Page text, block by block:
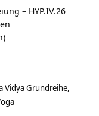
– HYP.IV.26
Vidya Grundreihe